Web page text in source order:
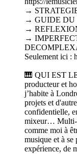
→
→ GUIDE DU
→
→
Seulement ici :
🎹 QUI EST
producteur et
j’habite à
projets et
confidentielle,
mixeur… Multi-
comme moi à
musique et à
expérience, de